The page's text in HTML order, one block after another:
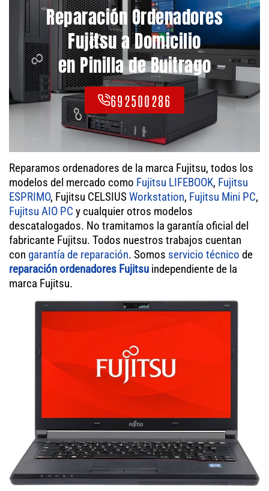
Reparación Ordenadores
Fujitsu a Domicilio
en Pinilla de Buitrago
692500286
Reparamos ordenadores de la marca Fujitsu, todos los
modelos del mercado como Fujitsu LIFEBOOK, Fujitsu
ESPRIMO, Fujitsu CELSIUS Workstation, Fujitsu Mini PC,
Fujitsu AIO PC y cualquier otros modelos
descatalogados. No tramitamos la garantía oficial del
fabricante Fujitsu. Todos nuestros trabajos cuentan
con garantía de reparación. Somos servicio técnico de
reparación ordenadores Fujitsu independiente de la
marca Fujitsu.